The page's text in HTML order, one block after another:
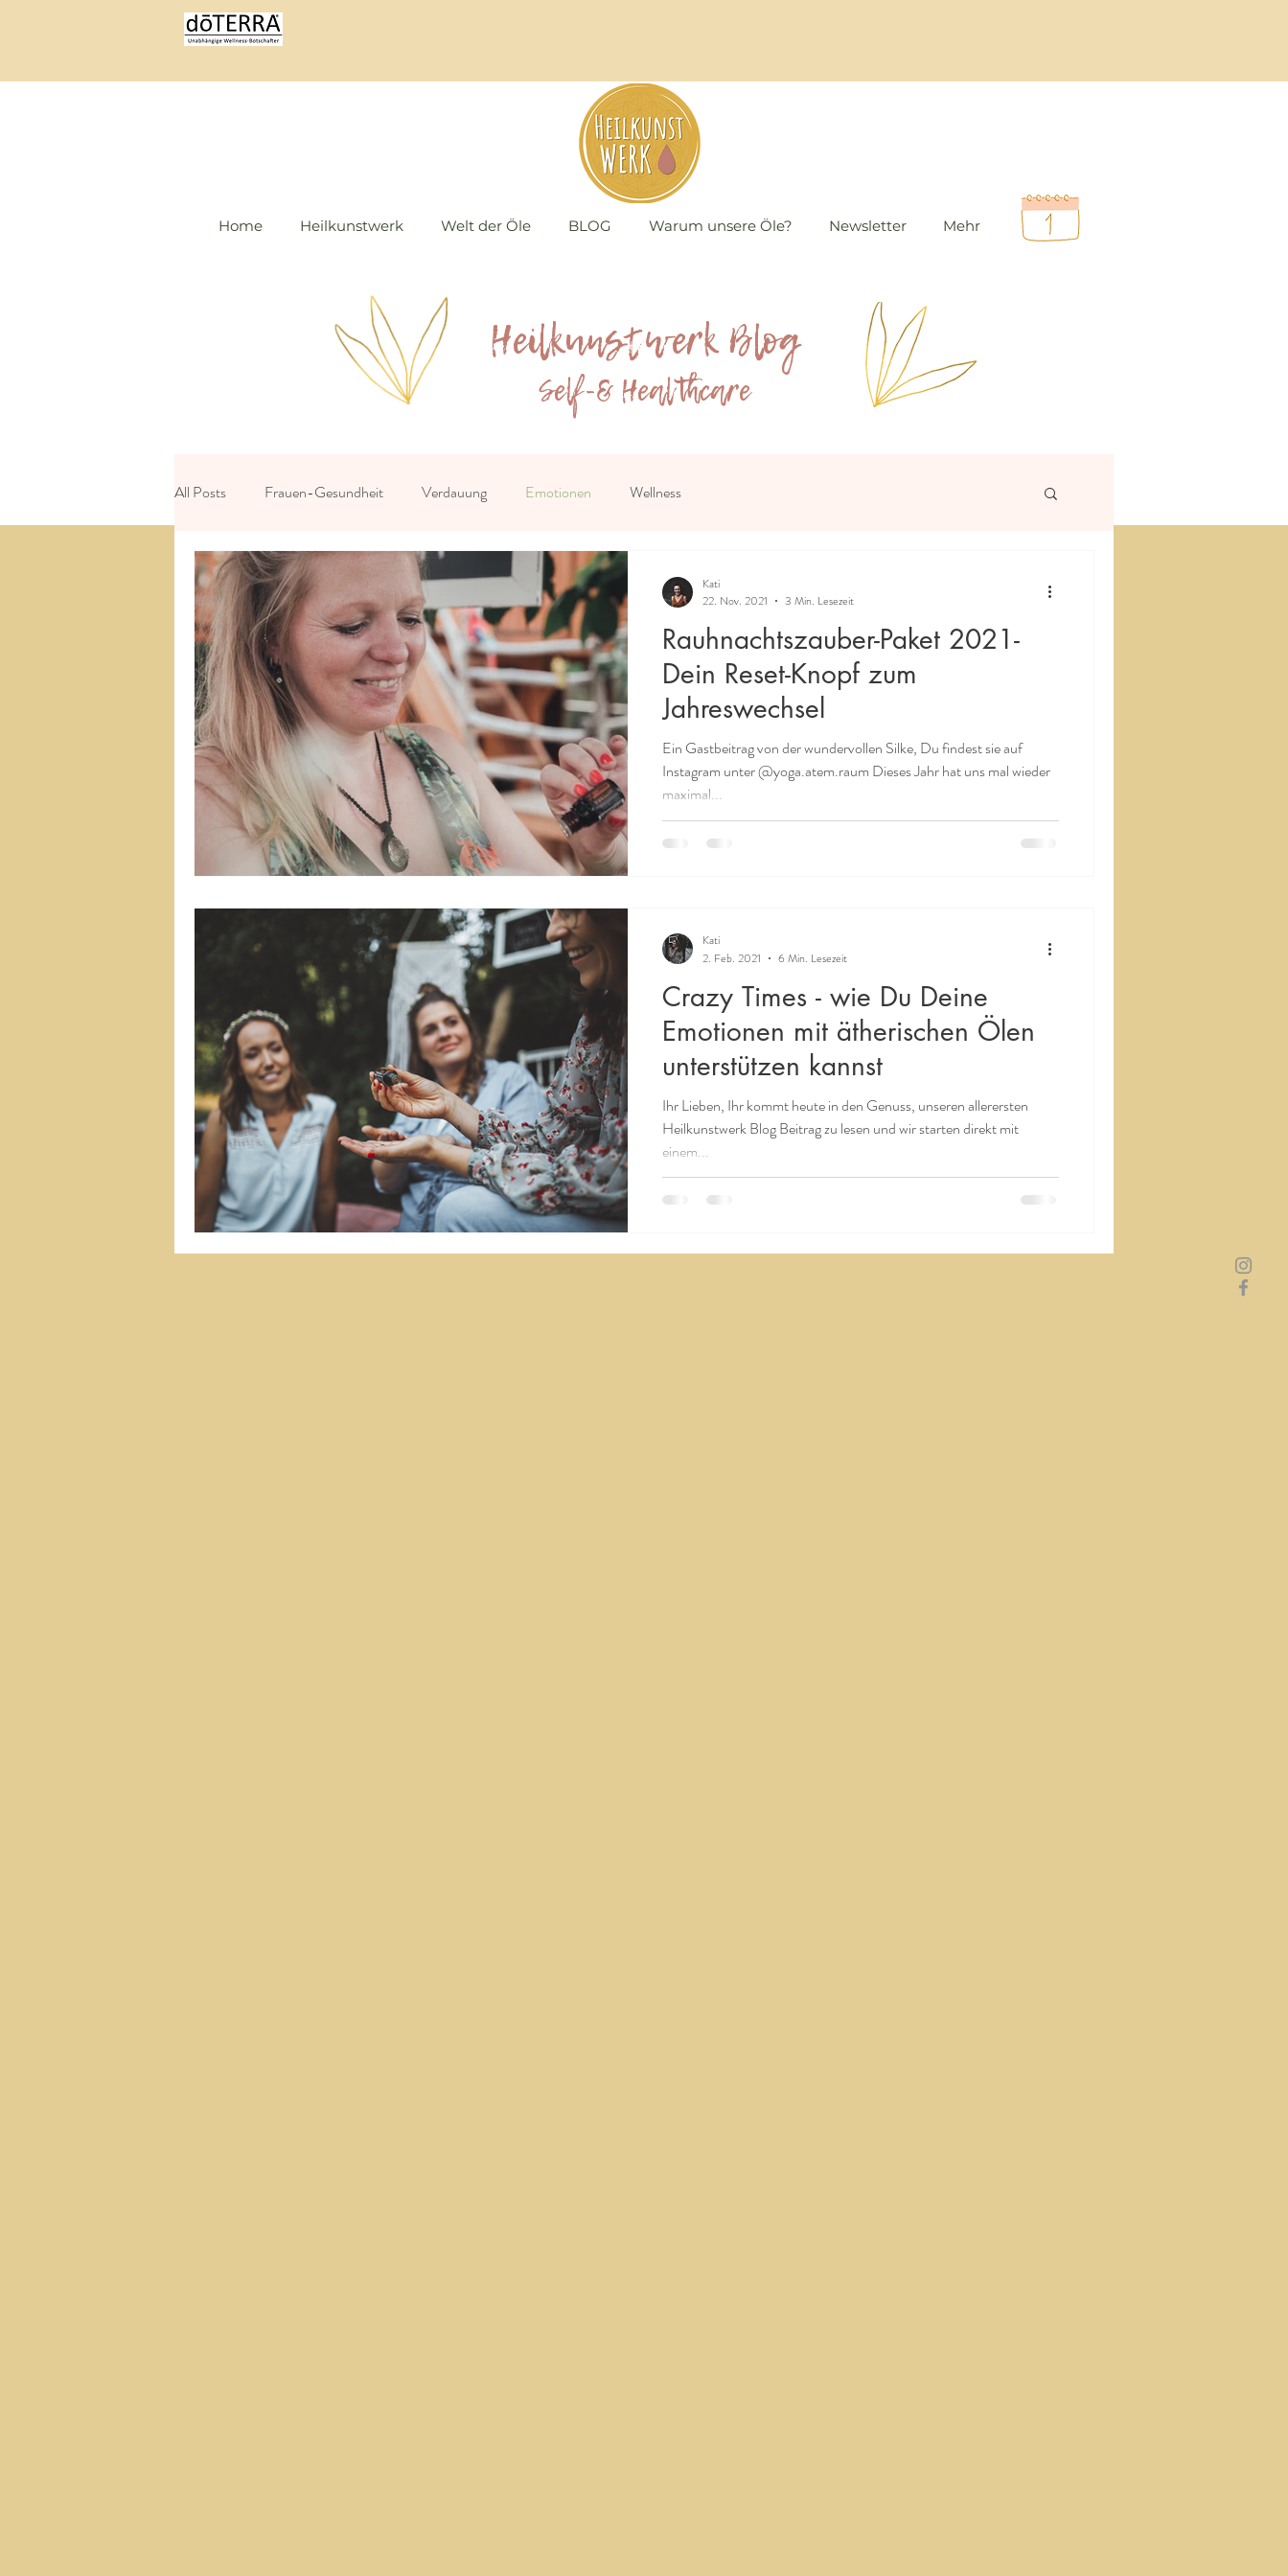
Home Heilkunstwerk Welt der Öle BLOG Warum unsere Öle? Newsletter Mehr
Heilkunstwerk Blog
Self-& Healthcare
All Posts Frauen-Gesundheit Verdauung Emotionen Wellness
Rauhnachtszauber-Paket 2021-
Dein Reset-Knopf zum
Jahreswechsel
Ein Gastbeitrag von der wundervollen Silke, Du findest sie auf
Instagram unter @yoga.atem.raum Dieses Jahr hat uns mal wieder
maximal...
Kati
22. Nov. 2021
3 Min. Lesezeit
Crazy Times - wie Du Deine
Emotionen mit ätherischen Ölen
unterstützen kannst
Ihr Lieben, Ihr kommt heute in den Genuss, unseren allerersten
Heilkunstwerk Blog Beitrag zu lesen und wir starten direkt mit
einem...
Kati
2. Feb. 2021
6 Min. Lesezeit